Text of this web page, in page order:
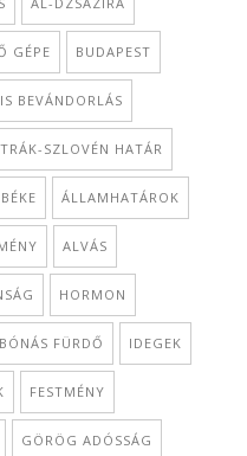
GÉPE BUDAPEST
BEVÁNDORLÁS
SZLOVÉN HATÁR
BÉKE ÁLLAMHATÁROK
ALVÁS
HORMON
FÜRDŐ IDEGEK
FESTMÉNY
GÖRÖG ADÓSSÁG